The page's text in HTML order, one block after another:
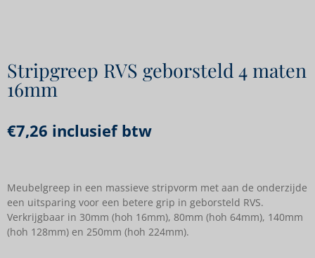
Stripgreep RVS geborsteld 4 maten
16mm
€7,26 inclusief btw
Meubelgreep in een massieve stripvorm met aan de onderzijde
een uitsparing voor een betere grip in geborsteld RVS.
Verkrijgbaar in 30mm (hoh 16mm), 80mm (hoh 64mm), 140mm
(hoh 128mm) en 250mm (hoh 224mm).